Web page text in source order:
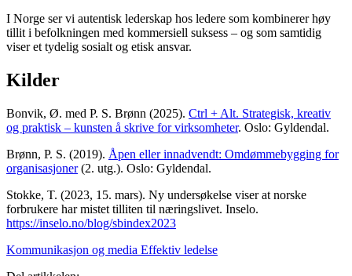
I Norge ser vi autentisk lederskap hos ledere som kombinerer høy
tillit i befolkningen med kommersiell suksess – og som samtidig
viser et tydelig sosialt og etisk ansvar.
Kilder
Bonvik, Ø. med P. S. Brønn (2025). Ctrl + Alt. Strategisk, kreativ
og praktisk – kunsten å skrive for virksomheter. Oslo: Gyldendal.
Brønn, P. S. (2019). Åpen eller innadvendt: Omdømmebygging for
organisasjoner(2. utg.). Oslo: Gyldendal.
Stokke, T. (2023, 15. mars). Ny undersøkelse viser at norske
forbrukere har mistet tilliten til næringslivet. Inselo.
https://inselo.no/blog/sbindex2023
Kommunikasjon og media Effektiv ledelse